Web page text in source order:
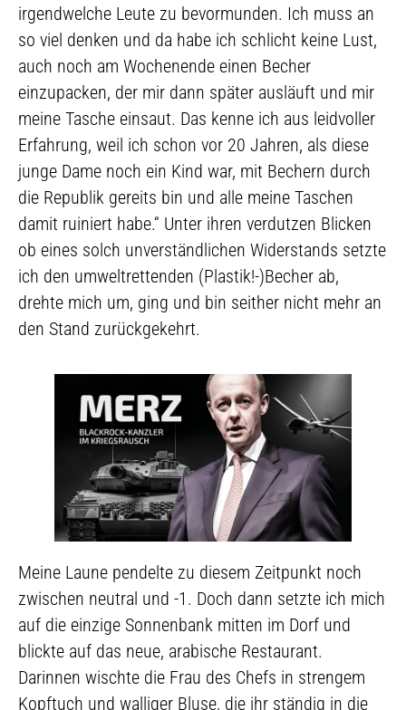
irgendwelche Leute zu bevormunden. Ich muss an
so viel denken und da habe ich schlicht keine Lust,
auch noch am Wochenende einen Becher
einzupacken, der mir dann später ausläuft und mir
meine Tasche einsaut. Das kenne ich aus leidvoller
Erfahrung, weil ich schon vor 20 Jahren, als diese
junge Dame noch ein Kind war, mit Bechern durch
die Republik gereits bin und alle meine Taschen
damit ruiniert habe.“ Unter ihren verdutzen Blicken
ob eines solch unverständlichen Widerstands setzte
ich den umweltrettenden (Plastik!-)Becher ab,
drehte mich um, ging und bin seither nicht mehr an
den Stand zurückgekehrt.
Meine Laune pendelte zu diesem Zeitpunkt noch
zwischen neutral und -1. Doch dann setzte ich mich
auf die einzige Sonnenbank mitten im Dorf und
blickte auf das neue, arabische Restaurant.
Darinnen wischte die Frau des Chefs in strengem
Kopftuch und walliger Bluse, die ihr ständig in die